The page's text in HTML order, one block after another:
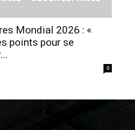
Mondial 2026 : «
points pour se
0